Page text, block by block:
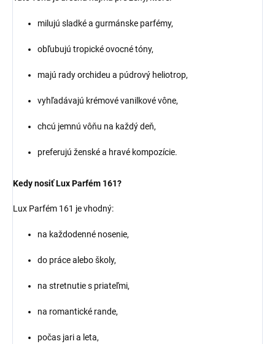
milujú sladké a gurmánske parfémy,
obľubujú tropické ovocné tóny,
majú rady orchideu a púdrový heliotrop,
vyhľadávajú krémové vanilkové vône,
chcú jemnú vôňu na každý deň,
preferujú ženské a hravé kompozície.
Kedy nosiť Lux Parfém 161?
Lux Parfém 161 je vhodný:
na každodenné nosenie,
do práce alebo školy,
na stretnutie s priateľmi,
na romantické rande,
počas jari a leta,